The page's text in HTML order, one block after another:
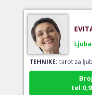
TEHNIKE:tarot za